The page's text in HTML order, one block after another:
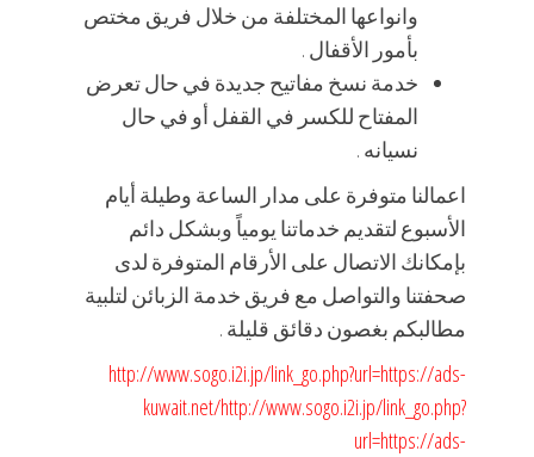
وانواعها المختلفة من خلال فريق مختص
بأمور الأقفال .
خدمة نسخ مفاتيح جديدة في حال تعرض
المفتاح للكسر في القفل أو في حال
نسيانه .
اعمالنا متوفرة على مدار الساعة وطيلة أيام
الأسبوع لتقديم خدماتنا يومياً وبشكل دائم
بإمكانك الاتصال على الأرقام المتوفرة لدى
صحفتنا والتواصل مع فريق خدمة الزبائن لتلبية
مطالبكم بغصون دقائق قليلة .
http://www.sogo.i2i.jp/link_go.php?url=https://ads-
kuwait.net/http://www.sogo.i2i.jp/link_go.php?
url=https://ads-